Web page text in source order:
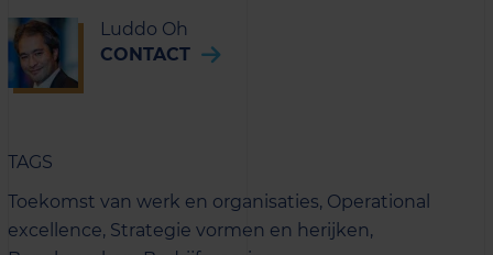
Luddo Oh
CONTACT
TAGS
Toekomst van werk en organisaties, Operational
excellence, Strategie vormen en herijken,